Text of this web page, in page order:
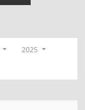
2025